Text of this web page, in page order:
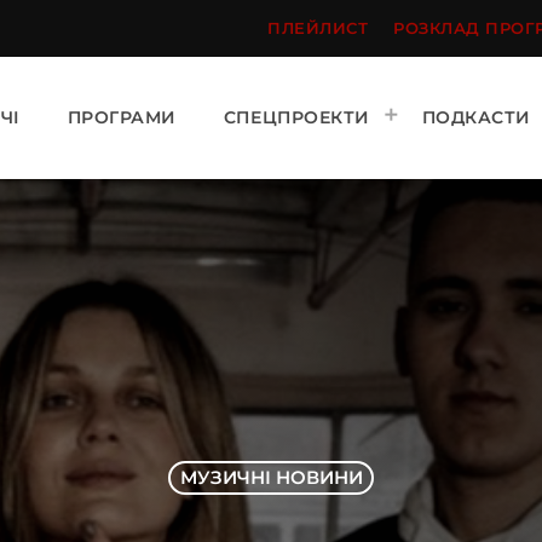
ПЛЕЙЛИСТ РОЗКЛАД
ПРОГРАМИ СПЕЦПРОЕКТИ ПОДКАСТИ
МУЗИЧНІ НОВИНИ